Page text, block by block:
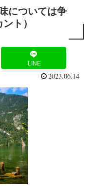
については争
ト）
LINE
2023.06.14